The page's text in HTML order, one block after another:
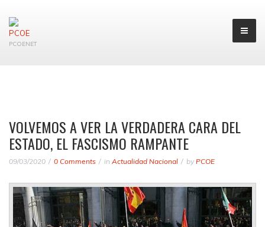
PCOENET
VOLVEMOS A VER LA VERDADERA CARA DEL
ESTADO, EL FASCISMO RAMPANTE
09/03/2020 0 Comments in Actualidad Nacional by PCOE